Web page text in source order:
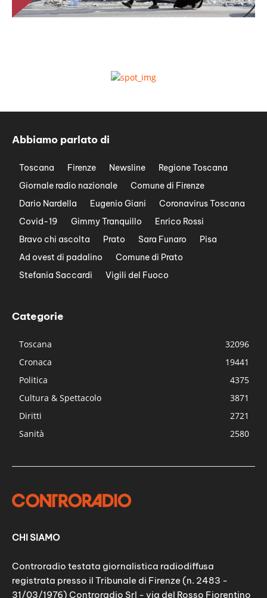
Abbiamo parlato di
Toscana Firenze Newsline
Regione Toscana
Giornale radio nazionale
Comune di Firenze
Dario Nardella
Eugenio Giani
Coronavirus Toscana
Covid-19
Gimmy Tranquillo
Enrico Rossi
Bravo chi ascolta
Prato Sara Funaro
Pisa
Ad ovest di padalino
Comune di Prato
Stefania Saccardi
Vigili del Fuoco
Categorie
Toscana
32096
Cronaca
19441
Politica
4375
Cultura & Spettacolo
3871
Diritti
2721
Sanità
2580
CHI SIAMO
Controradio testata giornalistica radiodiffusa
registrata presso il Tribunale di Firenze (n. 2483 -
31/03/1976) Controradio Srl - via del Rosso Fiorentino